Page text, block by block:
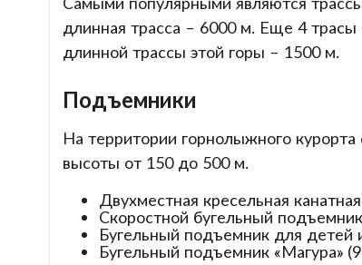
длинная трасса – 6000 м. Еще 4
длинной трассы этой горы – 1500 м.
Подъемники
На территории горнолыжного
высоты от 150 до 500 м.
Двухместная кресельная
Скоростной бугельный
Бугельный подъемник для
Бугельный подъемник «Магура»